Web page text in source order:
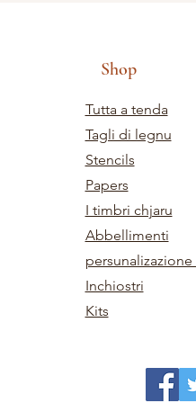
Shop
Tutta a tenda
Tagli di legnu
Stencils
Papers
I timbri chjaru
Abbellimenti
Inchiostri
Kits